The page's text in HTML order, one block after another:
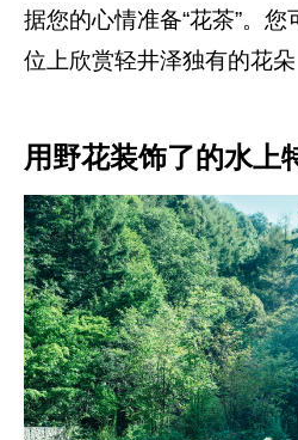
据您的心情准备“花茶”。
位上欣赏轻井泽独有的花朵
用野花装饰了的水上